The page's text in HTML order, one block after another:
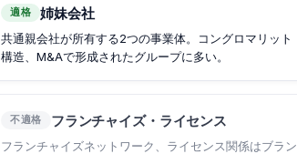
適格 姉妹会社
共通親会社が所有する2つの事業体。コングロマリット
構造、M&Aで形成されたグループに多い。
不適格 フランチャイズ・ライセンス
フランチャイズネットワーク、ライセンス関係はブラン